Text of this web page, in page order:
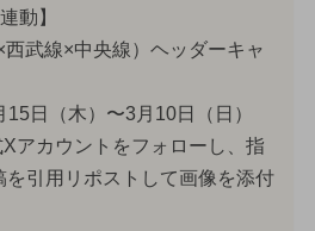
動】
武線×中央線）ヘッダーキャ
日（木）〜3月10日（日）
アカウントをフォローし、指
を引用リポストして画像を添付